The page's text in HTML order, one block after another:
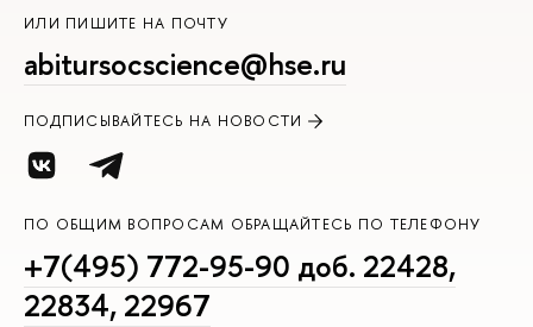
ИЛИ ПИШИТЕ НА ПОЧТУ
abitursocscience@hse.ru
ПОДПИСЫВАЙТЕСЬ НА НОВОСТИ
ПО ОБЩИМ ВОПРОСАМ ОБРАЩАЙТЕСЬ ПО ТЕЛЕФОНУ
+7(495) 772-95-90 доб. 22428,
22834, 22967